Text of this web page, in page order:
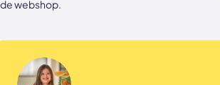
de webshop.